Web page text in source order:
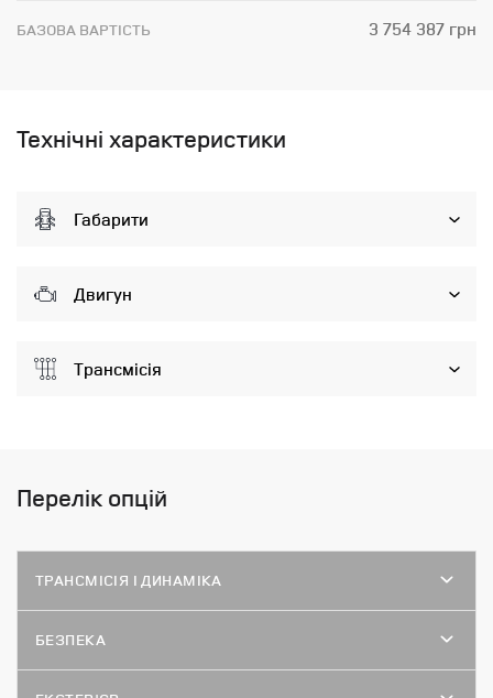
БАЗОВА ВАРТІСТЬ 3 754 387 грн
Технічні характеристики
Габарити
Двигун
Трансмісія
Перелік опцій
ТРАНСМІСІЯ І ДИНАМІКА
БЕЗПЕКА